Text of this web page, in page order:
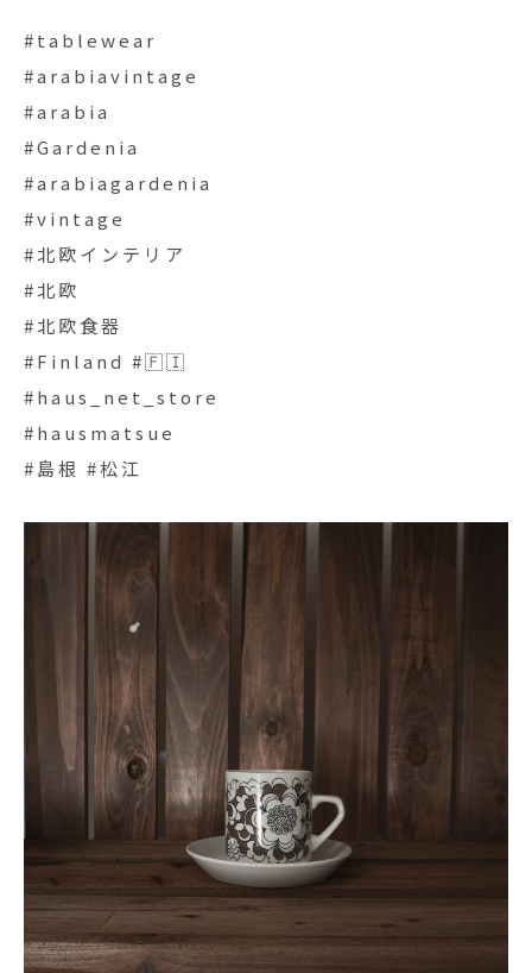
#tablewear
#arabiavintage
#arabia
#Gardenia
#arabiagardenia
#vintage
#北欧インテリア
#北欧
#北欧食器
#Finland #🇫🇮
#haus_net_store
#hausmatsue
#島根 #松江